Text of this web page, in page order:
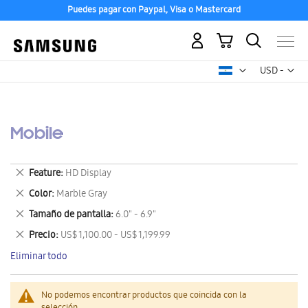
Puedes pagar con Paypal, Visa o Mastercard
USD -
dólar
Mi carrito
Mobile
No podemos encontrar productos que coincida con la
Feature HD Display
Eliminar
este
artículo
Color Marble Gray
Eliminar
este
artículo
Tamaño de pantalla 6.0" - 6.9"
Eliminar
este
artículo
Precio US$ 1,100.00 - US$ 1,199.99
Eliminar
este
artículo
Eliminar todo